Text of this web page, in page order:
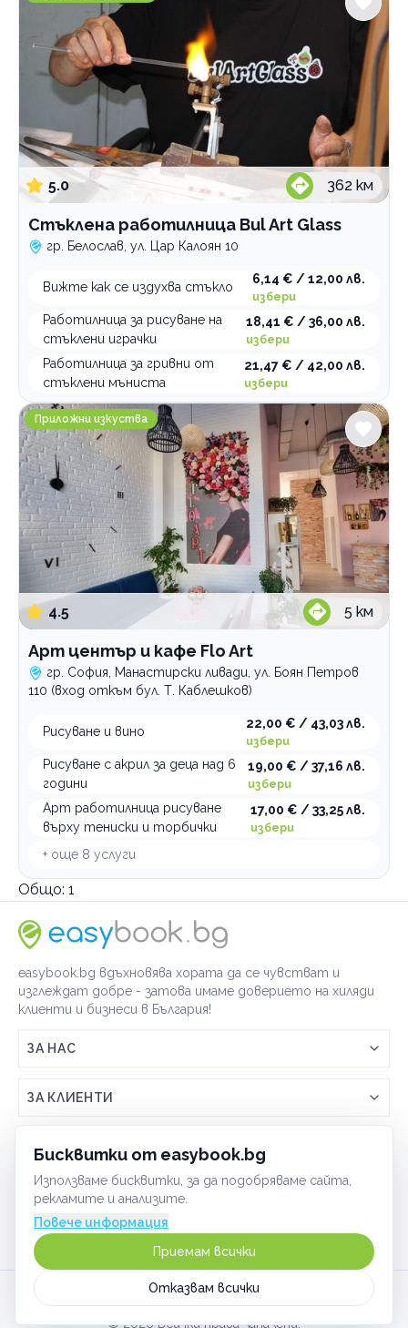
Бисквитки от easybook.bg
Използваме бисквитки, за да подобряваме сайта,
рекламите и анализите.
Повече информация
Отказвам всички
Приемам всички
5.0 362 км
Стъклена работилница Bul Art Glass
гр. Белослав, ул. Цар Калоян 10
Вижте как се издухва стъкло
6,14 € / 12,00 лв.
избери
Работилница за рисуване на
стъклени играчки
18,41 € / 36,00 лв.
избери
Работилница за гривни от
стъклени мъниста
21,47 € / 42,00 лв.
избери
Арт център и кафе Flo Art
Приложни изкуства
4.5 5 км
Арт център и кафе Flo Art
гр. София, Манастирски ливади, ул. Боян Петров
110 (вход откъм бул. Т. Каблешков)
Рисуване и вино
22,00 € / 43,03 лв.
избери
Рисуване с акрил за деца над 6
години
19,00 € / 37,16 лв.
избери
Арт работилница рисуване
върху тениски и торбички
17,00 € / 33,25 лв.
избери
+ още 8 услуги
Общо: 1
easybook.bg вдъхновява хората да се чувстват и
изглеждат добре - затова имаме доверието на хиляди
клиенти и бизнеси в България!
ЗА НАС
Връзка с easybook.bg
Как работи easybook
Често задавани въпроси
ЗА КЛИЕНТИ
Условия за ползване
GDPR политика
Сигурност
ЗА ТЪРГОВЦИ
Включи бизнеса си
Управлявай ефективно с easybook
ОБЩИ
Бисквитки
Начин на плащане
Карта на сайта
©2026Всички права запазени.